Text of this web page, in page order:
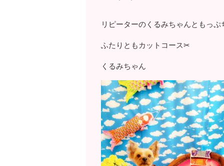
リピーターのくるみちゃんともっぷ
ふたりともカットコース✂
くるみちゃん